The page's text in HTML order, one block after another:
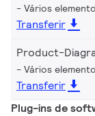
Vários
Transferir
Product-
Vários
Transferir
Plug-ins de